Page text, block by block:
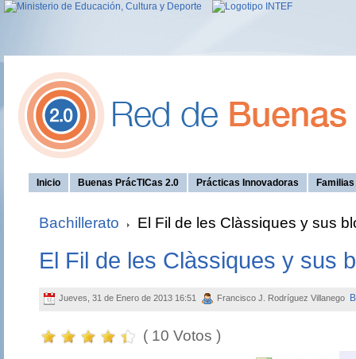
Inicio Buenas PrácTICas 2.0 Prácticas Innovadoras
Bachillerato El Fil de les Clàssiques y sus
El Fil de les Clàssiques y sus
Jueves, 31 de Enero de 2013 16:51 Francisco J. Rodríguez Villanego
( 10 Votos )